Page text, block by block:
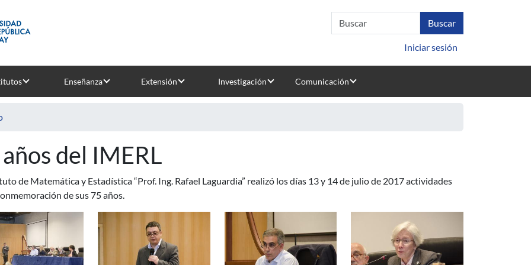
Iniciar sesión
Enseñanza Extensión Investigación Comunicación
del IMERL
de Matemática y Estadística “Prof. Ing. Rafael Laguardia” realizó los días 13 y 14 de julio de 2017 actividades
de sus 75 años.